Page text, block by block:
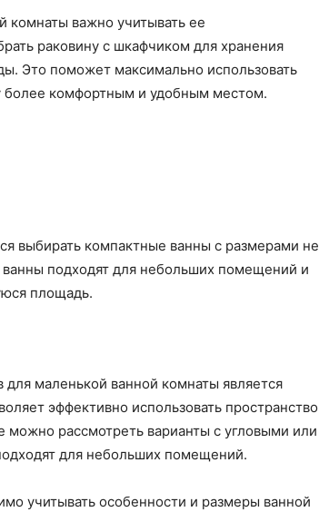
комнаты важно учитывать ее
раковину с шкафчиком для хранения
Это поможет максимально использовать
более комфортным и удобным местом.
выбирать компактные ванны с размерами не
подходят для небольших помещений и
площадь.
маленькой ванной комнаты является
эффективно использовать пространство
можно рассмотреть варианты с угловыми или
для небольших помещений.
учитывать особенности и размеры ванной